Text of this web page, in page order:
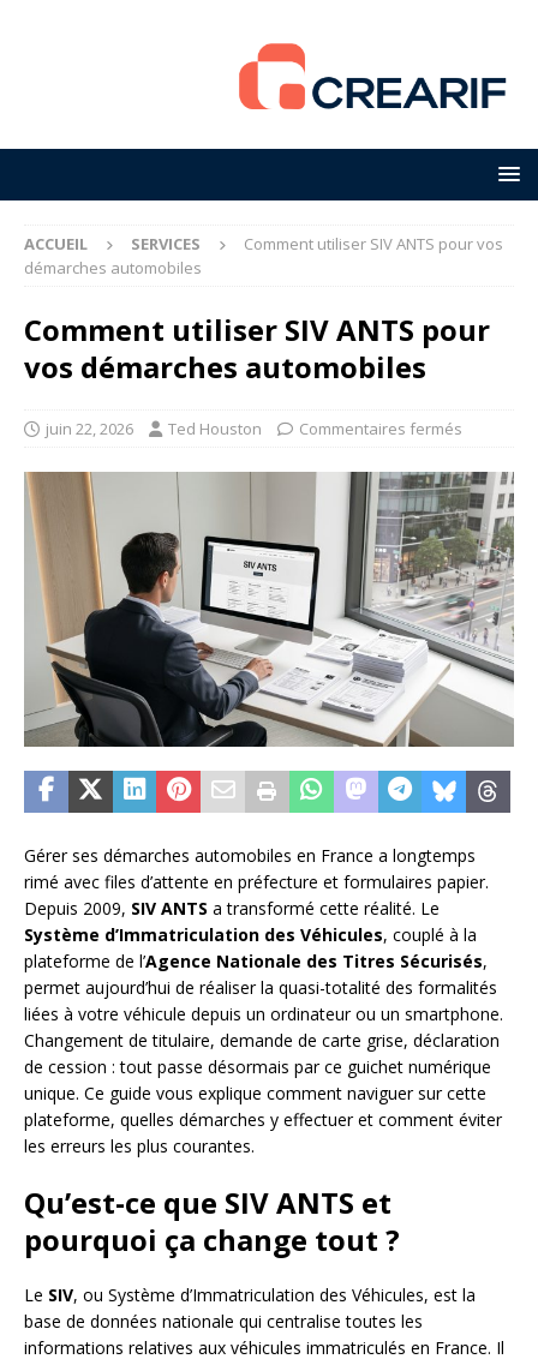
ACCUEIL SERVICES
Comment utiliser SIV ANTS pour vos
démarches automobiles
Comment utiliser SIV ANTS pour
vos démarches automobiles
juin 22, 2026 Ted Houston Commentaires fermés
Gérer ses démarches automobiles en France a longtemps
rimé avec files d’attente en préfecture et formulaires papier.
Depuis 2009, SIV ANTS a transformé cette réalité. Le
Système d’Immatriculation des Véhicules, couplé à la
plateforme de l’Agence Nationale des Titres Sécurisés,
permet aujourd’hui de réaliser la quasi-totalité des formalités
liées à votre véhicule depuis un ordinateur ou un smartphone.
Changement de titulaire, demande de carte grise, déclaration
de cession : tout passe désormais par ce guichet numérique
unique. Ce guide vous explique comment naviguer sur cette
plateforme, quelles démarches y effectuer et comment éviter
les erreurs les plus courantes.
Qu’est-ce que SIV ANTS et
pourquoi ça change tout ?
Le SIV, ou Système d’Immatriculation des Véhicules, est la
base de données nationale qui centralise toutes les
informations relatives aux véhicules immatriculés en France. Il